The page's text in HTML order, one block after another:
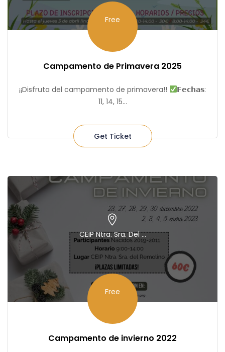
Free
Campamento de Primavera 2025
¡¡Disfruta del campamento de primavera!!
𝗙𝗲𝗰𝗵𝗮𝘀:
11, 14, 15...
Get Ticket
CEIP Ntra. Sra. Del ...
Free
Campamento de invierno 2022